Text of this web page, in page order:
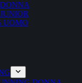
UOMO